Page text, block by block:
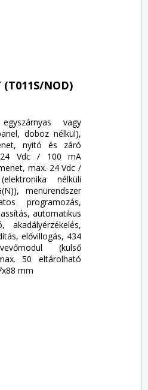
(T011S/NOD)
vagy
doboz nélkül),
nyitó és záró
24 Vdc / 100 mA
max. 24 Vdc /
nélküli
menürendszer
programozás,
automatikus
akadályérzékelés,
elővillogás, 434
(külső
50 eltárolható
mm